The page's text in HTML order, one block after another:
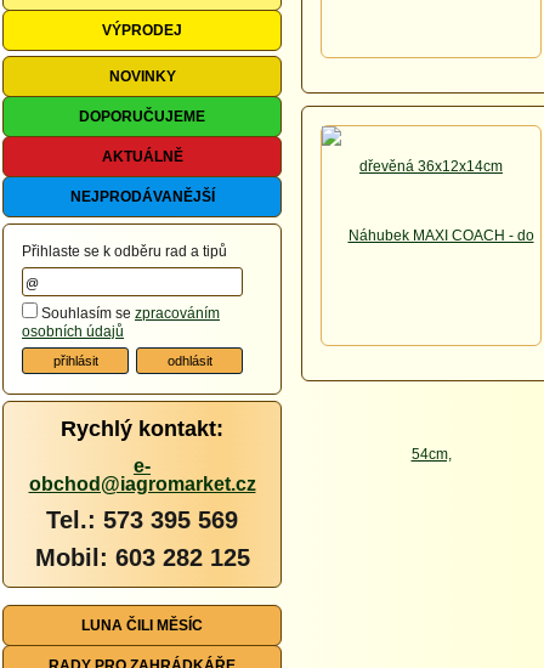
VÝPRODEJ
NOVINKY
DOPORUČUJEME
AKTUÁLNĚ
NEJPRODÁVANĚJŠÍ
Přihlaste se k odběru rad a tipů
Souhlasím se zpracováním
osobních údajů
Rychlý kontakt:
e-
obchod@iagromarket.cz
Tel.: 573 395 569
Mobil: 603 282 125
LUNA ČILI MĚSÍC